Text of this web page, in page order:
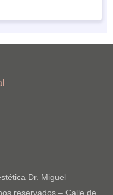
Dr. Miguel
reservados – Calle de